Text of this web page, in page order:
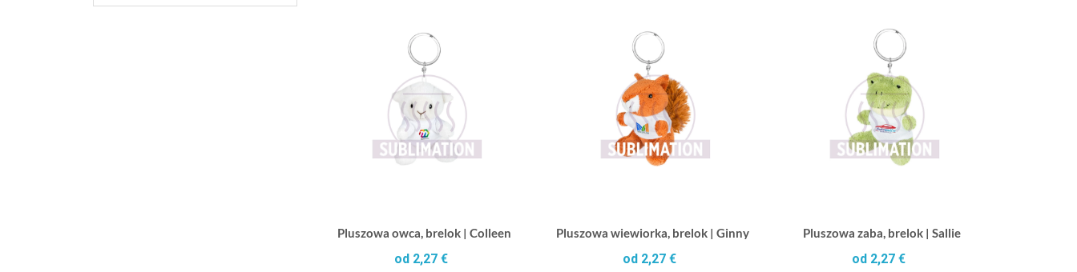
Pluszowa owca, brelok | Colleen
od 2,27 €
Pluszowa wiewiorka, brelok | Ginny
od 2,27 €
Pluszowa zaba, brelok | Sallie
od 2,27 €